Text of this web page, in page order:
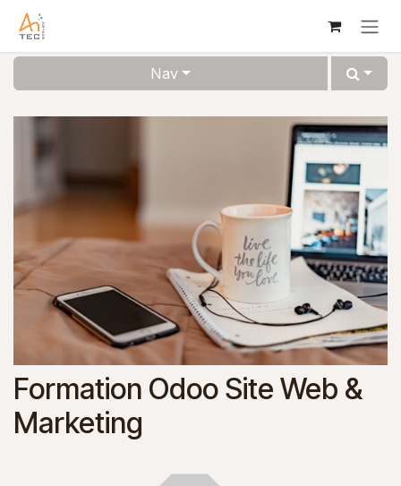
Se rendre au contenu
Nav
Formation Odoo Site Web &
Marketing